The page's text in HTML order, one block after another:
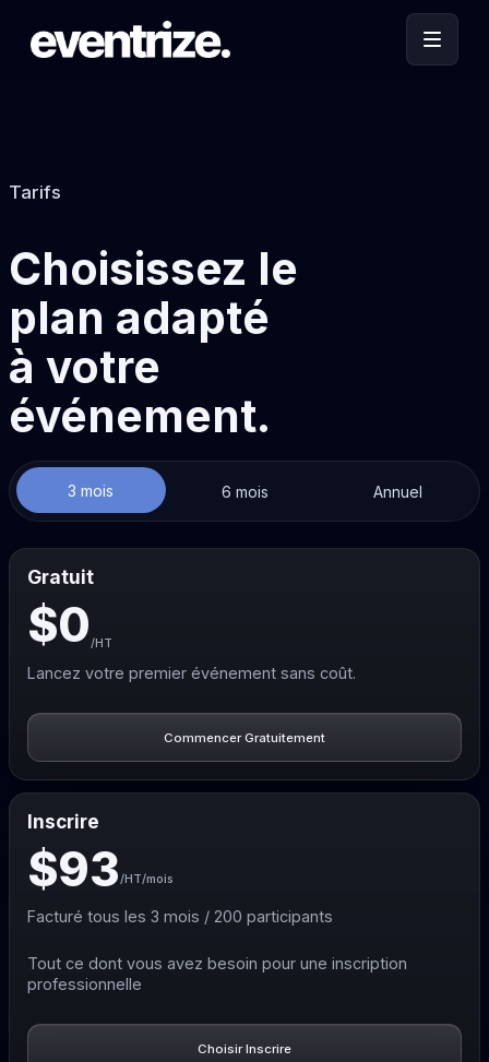
Tarifs
Choisissez le
plan adapté
à votre
événement.
3 mois 6 mois Annuel
Gratuit
$0 /HT
Lancez votre premier événement sans coût.
Commencer Gratuitement
Inscrire
$93/HT/mois
Facturé tous les 3 mois / 200 participants
Tout ce dont vous avez besoin pour une inscription
professionnelle
Choisir Inscrire